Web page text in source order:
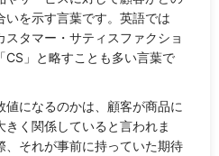
を示す言葉です。英語では
タマー・サティスファクショ
CS」と略すことも多い言葉で
になるのかは、顧客が商品に
く関係していると言われま
、それが事前に持っていた期待